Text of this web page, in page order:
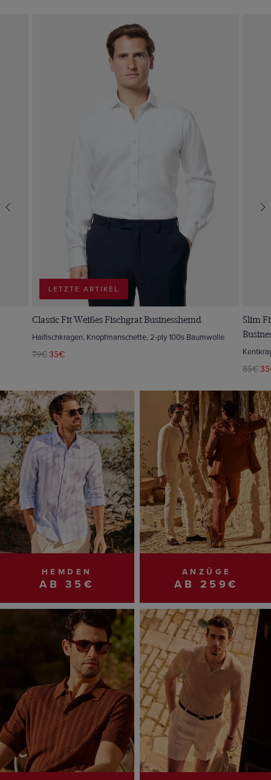
LETZTE ARTIKEL
Classic Fit Weißes Fischgrat Businesshemd
Haifischkragen, Knopfmanschette, 2-ply 100s Baumwolle
79€35€
Slim
85€
HEMDEN
AB 35€
ANZÜGE
AB 259€